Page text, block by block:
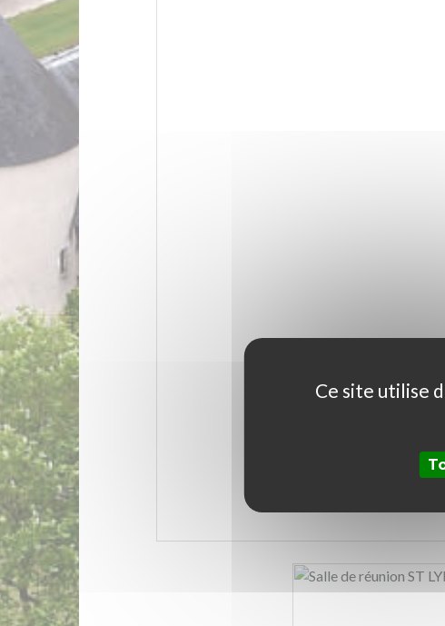
Ce site utilise